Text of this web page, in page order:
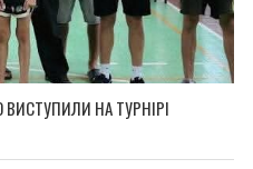
НА ТУРНІРІ